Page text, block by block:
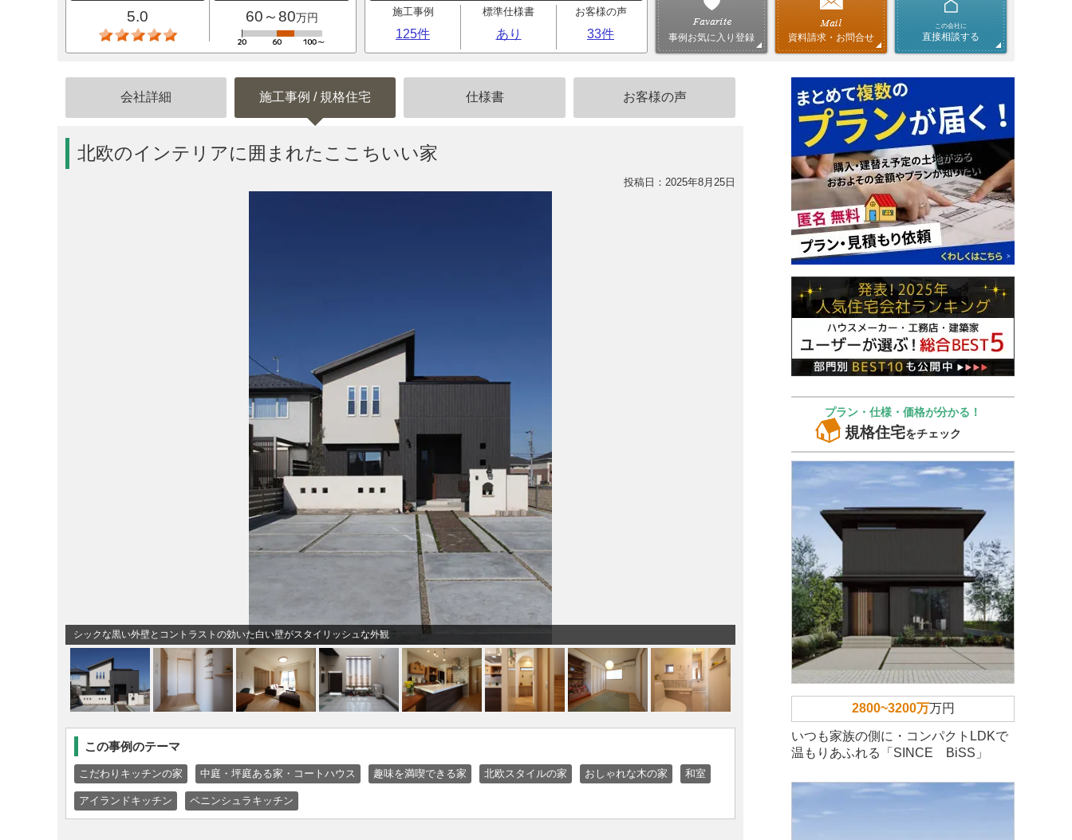
5.0 60～80万円 施工事例
125件
標準仕様書
あり
お客様の声
33件 事例お気に入り登録 資料請求・お問合せ
この会社に
直接相談する
会社詳細 施工事例 / 規格住宅 仕様書 お客様の声
北欧のインテリアに囲まれたここちいい家
投稿日：2025年8月25日
シックな黒い外壁とコントラストの効いた白い壁がスタイリッシュな外観
この事例のテーマ
こだわりキッチンの家 中庭・坪庭ある家・コートハウス 趣味を満喫できる家 北欧スタイルの家 おしゃれな木の家 和室
アイランドキッチン ペニンシュラキッチン
プラン・仕様・価格が分かる！
規格住宅をチェック
2800~3200万万円
いつも家族の側に・コンパクトLDKで
温もりあふれる「SINCE BiSS」